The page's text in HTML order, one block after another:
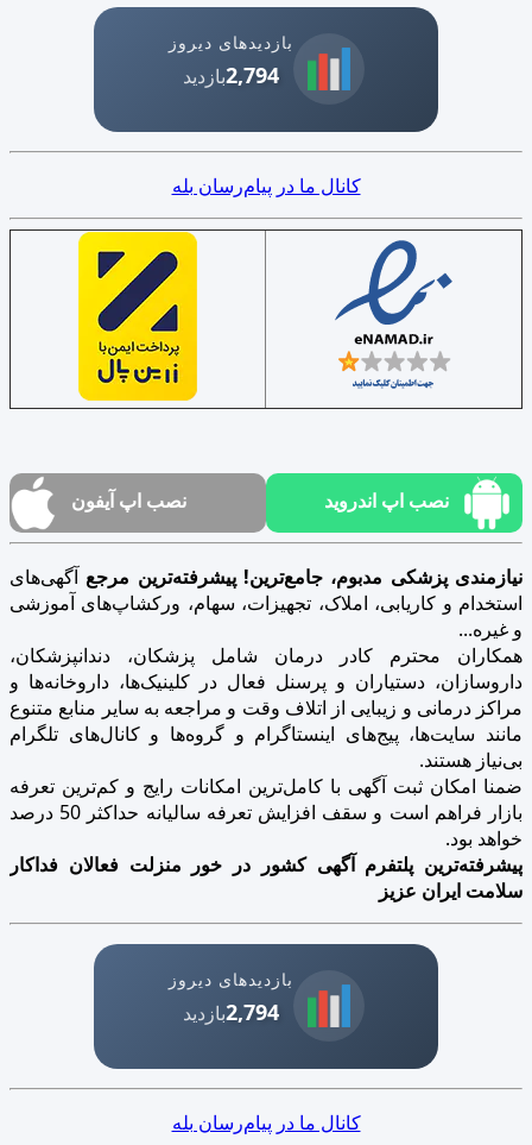
بازدیدهای دیروز
2,794بازدید
کانال ما در پیام‌رسان بله
نصب اپ اندروید نصب اپ آیفون
نیازمندی پزشکی مدبوم، جامع‌ترین! پیشرفته‌ترین مرجع آگهی‌های
استخدام و کاریابی، املاک، تجهیزات، سهام، ورکشاپ‌های آموزشی
و غیره...
همکاران محترم کادر درمان شامل پزشکان، دندانپزشکان،
داروسازان، دستیاران و پرسنل فعال در کلینیک‌ها، داروخانه‌ها و
مراکز درمانی و زیبایی از اتلاف وقت و مراجعه به سایر منابع متنوع
مانند سایت‌ها، پیج‌های اینستاگرام و گروه‌ها و کانال‌های تلگرام
بی‌نیاز هستند.
ضمنا امکان ثبت آگهی با کامل‌ترین امکانات رایج و کم‌ترین تعرفه
بازار فراهم است و سقف افزایش تعرفه سالیانه حداکثر 50 درصد
خواهد بود.
پیشرفته‌ترین پلتفرم آگهی کشور در خور منزلت فعالان فداکار
سلامت ایران عزیز
بازدیدهای دیروز
2,794بازدید
کانال ما در پیام‌رسان بله